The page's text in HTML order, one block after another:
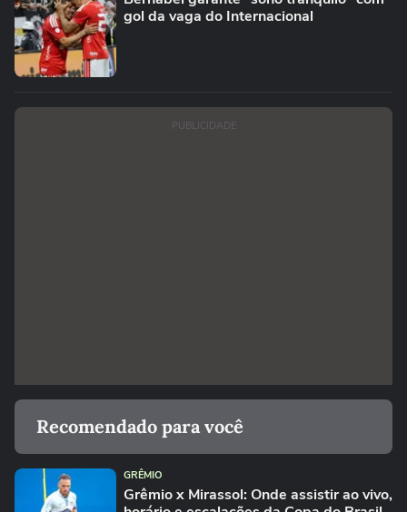
gol da vaga do Internacional
PUBLICIDADE
Recomendado para você
GRÊMIO
Grêmio x Mirassol: Onde assistir ao vivo,